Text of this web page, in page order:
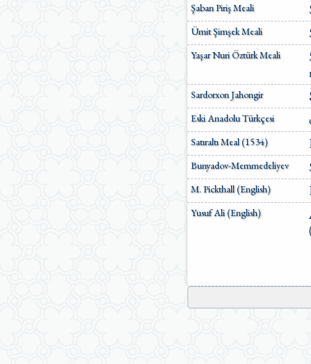
Şaban Piriş Meali
Ümit Şimşek Meali
Yaşar Nuri Öztürk Meali
Sardorxon Jahongir
Eski Anadolu Türkçesi
Satıraltı Meal (1534)
Bunyadov-Memmedeliyev
M. Pickthall (English)
Yusuf Ali (English)